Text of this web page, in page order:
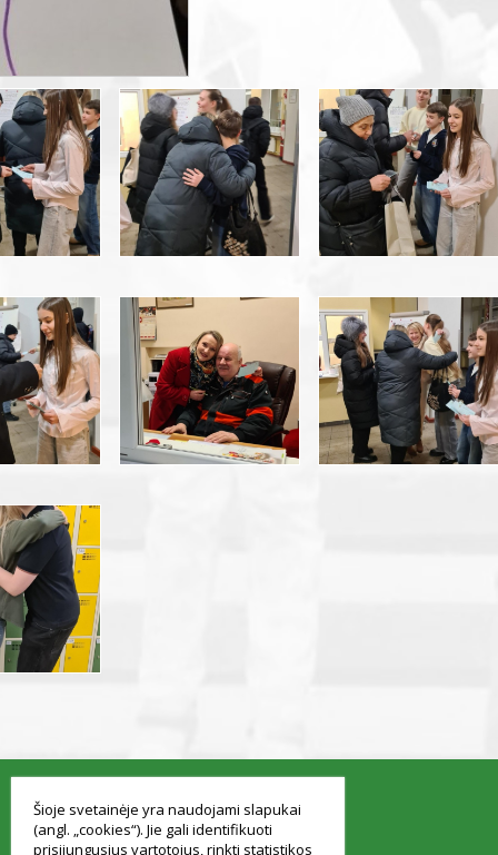
Šioje svetainėje yra naudojami slapukai
(angl. „cookies“). Jie gali identifikuoti
prisijungusius vartotojus, rinkti statistikos